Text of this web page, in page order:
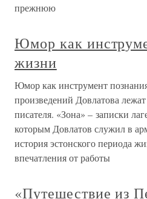
прежнюю
Юмор как
жизни
Юмор как инструмент
произведений Довлатова
писателя. «Зона» – записки
которым Довлатов служил в
история эстонского периода
впечатления от работы
«Путешествие из